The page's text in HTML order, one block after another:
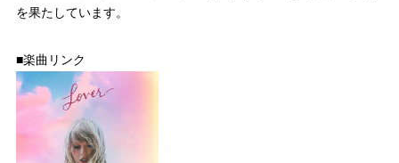
を果たしています。
■楽曲リンク